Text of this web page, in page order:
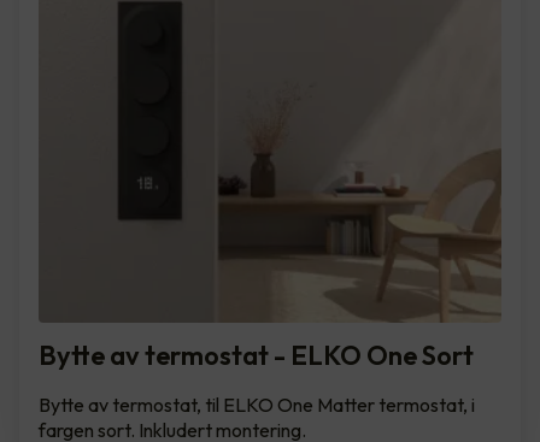
Bytte av termostat - ELKO One Sort
Bytte av termostat, til ELKO One Matter termostat, i
fargen sort. Inkludert montering.